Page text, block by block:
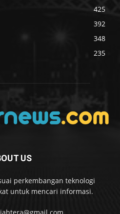
425
392
348
235
US
perkembangan teknologi
untuk mencari informasi.